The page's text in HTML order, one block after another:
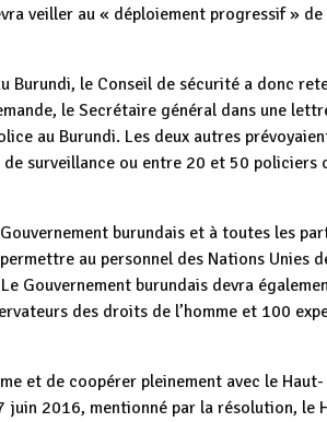
veiller au « déploiement progressif »
Burundi, le Conseil de sécurité a donc
le Secrétaire général dans une
au Burundi. Les deux autres
surveillance ou entre 20 et 50 policiers
burundais et à toutes les
au personnel des Nations Unies
Gouvernement burundais devra
des droits de l’homme et 100
et de coopérer pleinement avec le Haut-
juin 2016, mentionné par la résolution, le